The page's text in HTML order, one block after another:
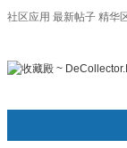
社区应用 最新帖子 精华